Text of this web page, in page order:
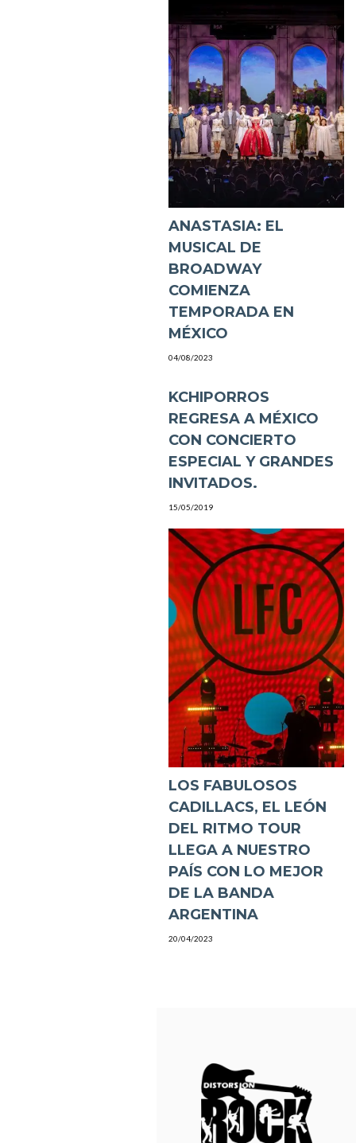
ANASTASIA: EL
MUSICAL DE
BROADWAY
COMIENZA
TEMPORADA EN
MÉXICO
04/08/2023
KCHIPORROS
REGRESA A MÉXICO
CON CONCIERTO
ESPECIAL Y GRANDES
INVITADOS.
15/05/2019
LOS FABULOSOS
CADILLACS, EL LEÓN
DEL RITMO TOUR
LLEGA A NUESTRO
PAÍS CON LO MEJOR
DE LA BANDA
ARGENTINA
20/04/2023